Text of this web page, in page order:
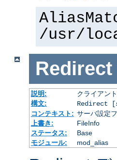
/usr/
Redirect
説明:
クライアン
構文:
Redirect [
コンテキスト: サーバ設定
上書き:
FileInfo
ステータス:
Base
モジュール:
mod_alias